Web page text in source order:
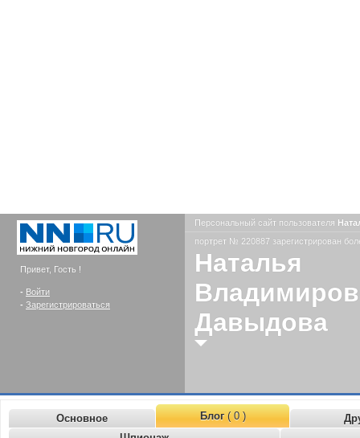
Привет, Гость !
- Войти
- Зарегистрироваться
Персональный сайт пользователя
портрет № 220887 зарегистрирован
Наталья
Давыдова
Основное Блог( 0 )